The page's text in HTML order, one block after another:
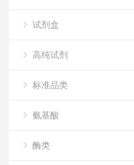
试剂盒
高纯试剂
标准品类
氨基酸
酶类